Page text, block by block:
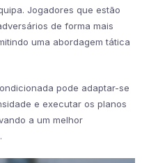
Jogadores que estão
de forma mais
uma abordagem tática
pode adaptar-se
e executar os planos
a um melhor